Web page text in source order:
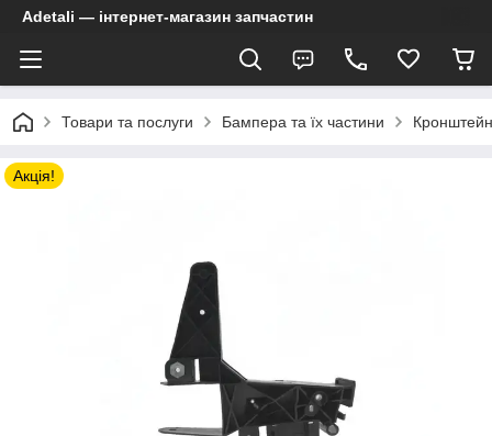
Adetali — інтернет-магазин запчастин
Товари та послуги Бампера та їх частини
Акція!